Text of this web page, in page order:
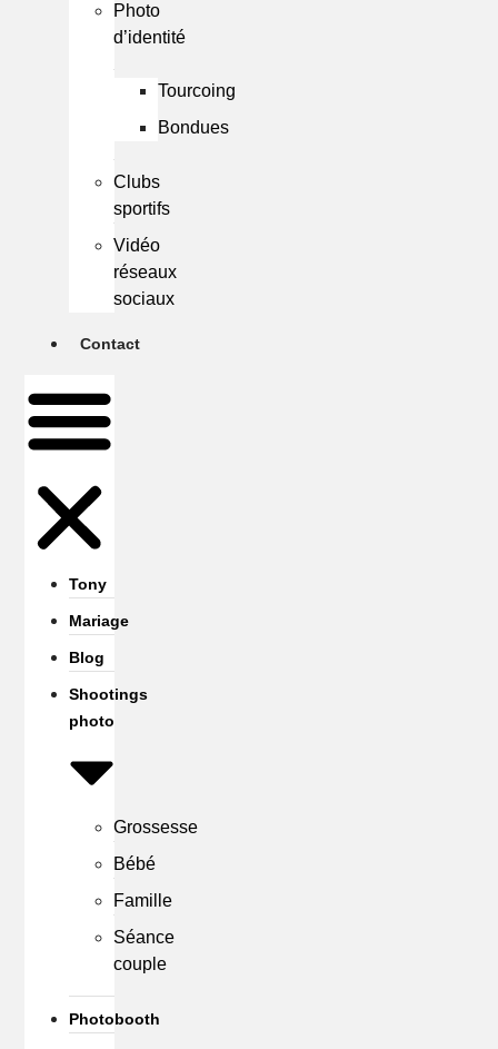
Photo
d’identité
Tourcoing
Bondues
Clubs
sportifs
Vidéo
réseaux
sociaux
Contact
Tony
Mariage
Blog
Shootings
photo
Grossesse
Bébé
Famille
Séance
couple
Photobooth